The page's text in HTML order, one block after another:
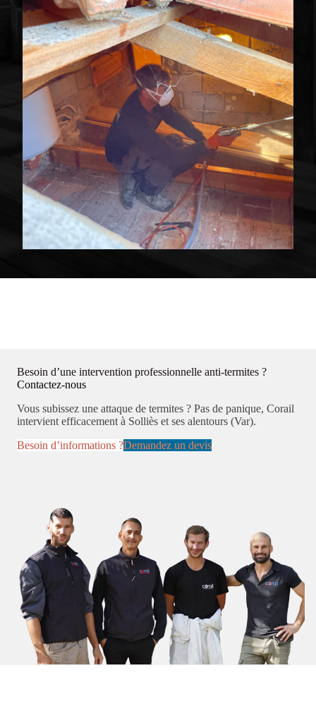
Besoin d’une intervention professionnelle anti-termites ?
Contactez-nous
Vous subissez une attaque de termites ? Pas de panique, Corail
intervient efficacement à Solliès et ses alentours (Var).
Besoin d’informations ?Demandez un devis